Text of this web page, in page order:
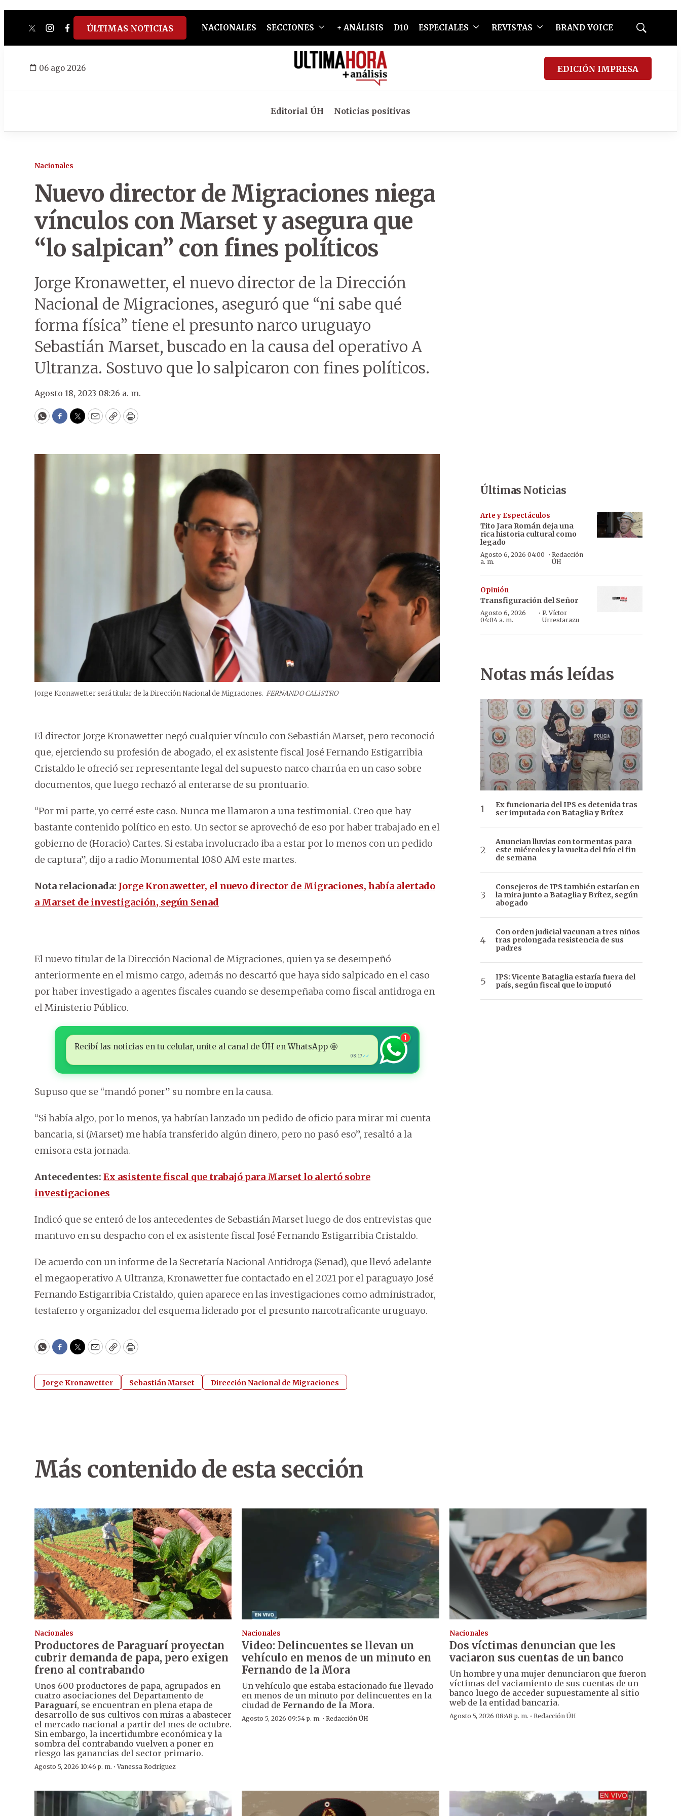
twitterinstagram
facebook
tiktokyoutube
spotify
ÚLTIMAS NOTICIAS NACIONALES SECCIONES + ANÁLISIS D10 ESPECIALES REVISTAS BRAND VOICE
Mostrar
06 ago 2026 EDICIÓN IMPRESA
Editorial ÚH Noticias positivas
Nacionales
Nuevo director de Migraciones niega
vínculos con Marset y asegura que
“lo salpican” con fines políticos
Jorge Kronawetter, el nuevo director de la Dirección
Nacional de Migraciones, aseguró que “ni sabe qué
forma física” tiene el presunto narco uruguayo
Sebastián Marset, buscado en la causa del operativo A
Ultranza. Sostuvo que lo salpicaron con fines políticos.
Agosto 18, 2023 08:26 a. m.
WhatsApp
Facebook
Twitter
EmailCopyPrint
Jorge Kronawetter será titular de la Dirección Nacional de Migraciones. FERNANDO CALISTRO
El director Jorge Kronawetter negó cualquier vínculo con Sebastián Marset, pero reconoció
que, ejerciendo su profesión de abogado, el ex asistente fiscal José Fernando Estigarribia
Cristaldo le ofreció ser representante legal del supuesto narco charrúa en un caso sobre
documentos, que luego rechazó al enterarse de su prontuario.
“Por mi parte, yo cerré este caso. Nunca me llamaron a una testimonial. Creo que hay
bastante contenido político en esto. Un sector se aprovechó de eso por haber trabajado en el
gobierno de (Horacio) Cartes. Si estaba involucrado iba a estar por lo menos con un pedido
de captura”, dijo a radio Monumental 1080 AM este martes.
Nota relacionada: Jorge Kronawetter, el nuevo director de Migraciones, había alertado
a Marset de investigación, según Senad
El nuevo titular de la Dirección Nacional de Migraciones, quien ya se desempeñó
anteriormente en el mismo cargo, además no descartó que haya sido salpicado en el caso
por haber investigado a agentes fiscales cuando se desempeñaba como fiscal antidroga en
el Ministerio Público.
Recibí las noticias en tu celular, unite al canal de ÚH en WhatsApp 🤩
08:17✓✓
1
Supuso que se “mandó poner” su nombre en la causa.
“Si había algo, por lo menos, ya habrían lanzado un pedido de oficio para mirar mi cuenta
bancaria, si (Marset) me había transferido algún dinero, pero no pasó eso”, resaltó a la
emisora esta jornada.
Antecedentes: Ex asistente fiscal que trabajó para Marset lo alertó sobre
investigaciones
Indicó que se enteró de los antecedentes de Sebastián Marset luego de dos entrevistas que
mantuvo en su despacho con el ex asistente fiscal José Fernando Estigarribia Cristaldo.
De acuerdo con un informe de la Secretaría Nacional Antidroga (Senad), que llevó adelante
el megaoperativo A Ultranza, Kronawetter fue contactado en el 2021 por el paraguayo José
Fernando Estigarribia Cristaldo, quien aparece en las investigaciones como administrador,
testaferro y organizador del esquema liderado por el presunto narcotraficante uruguayo.
WhatsApp
Facebook
Twitter
EmailCopyPrint
Jorge Kronawetter Sebastián Marset Dirección Nacional de Migraciones
Últimas Noticias
Arte y Espectáculos
Tito Jara Román deja una
rica historia cultural como
legado
Agosto 6, 2026 04:00
a. m.
· Redacción
ÚH
Opinión
Transfiguración del Señor
Agosto 6, 2026
04:04 a. m.
· P. Víctor
Urrestarazu
Notas más leídas
Ex funcionaria del IPS es detenida tras
ser imputada con Bataglia y Brítez
Anuncian lluvias con tormentas para
este miércoles y la vuelta del frío el fin
de semana
Consejeros de IPS también estarían en
la mira junto a Bataglia y Brítez, según
abogado
Con orden judicial vacunan a tres niños
tras prolongada resistencia de sus
padres
IPS: Vicente Bataglia estaría fuera del
país, según fiscal que lo imputó
Más contenido de esta sección
Nacionales
Productores de Paraguarí proyectan
cubrir demanda de papa, pero exigen
freno al contrabando
Unos 600 productores de papa, agrupados en
cuatro asociaciones del Departamento de
Paraguarí, se encuentran en plena etapa de
desarrollo de sus cultivos con miras a abastecer
el mercado nacional a partir del mes de octubre.
Sin embargo, la incertidumbre económica y la
sombra del contrabando vuelven a poner en
riesgo las ganancias del sector primario.
Agosto 5, 2026 10:46 p. m. ·Vanessa Rodríguez
Nacionales
Video: Delincuentes se llevan un
vehículo en menos de un minuto en
Fernando de la Mora
Un vehículo que estaba estacionado fue llevado
en menos de un minuto por delincuentes en la
ciudad de Fernando de la Mora.
Agosto 5, 2026 09:54 p. m. ·Redacción ÚH
Nacionales
Dos víctimas denuncian que les
vaciaron sus cuentas de un banco
Un hombre y una mujer denunciaron que fueron
víctimas del vaciamiento de sus cuentas de un
banco luego de acceder supuestamente al sitio
web de la entidad bancaria.
Agosto 5, 2026 08:48 p. m. · Redacción ÚH